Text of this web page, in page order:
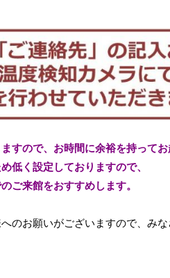
すので、お時間に余裕を持ってお
低く設定しておりますので、
ご来館をおすすめします。
のお願いがございますので、み